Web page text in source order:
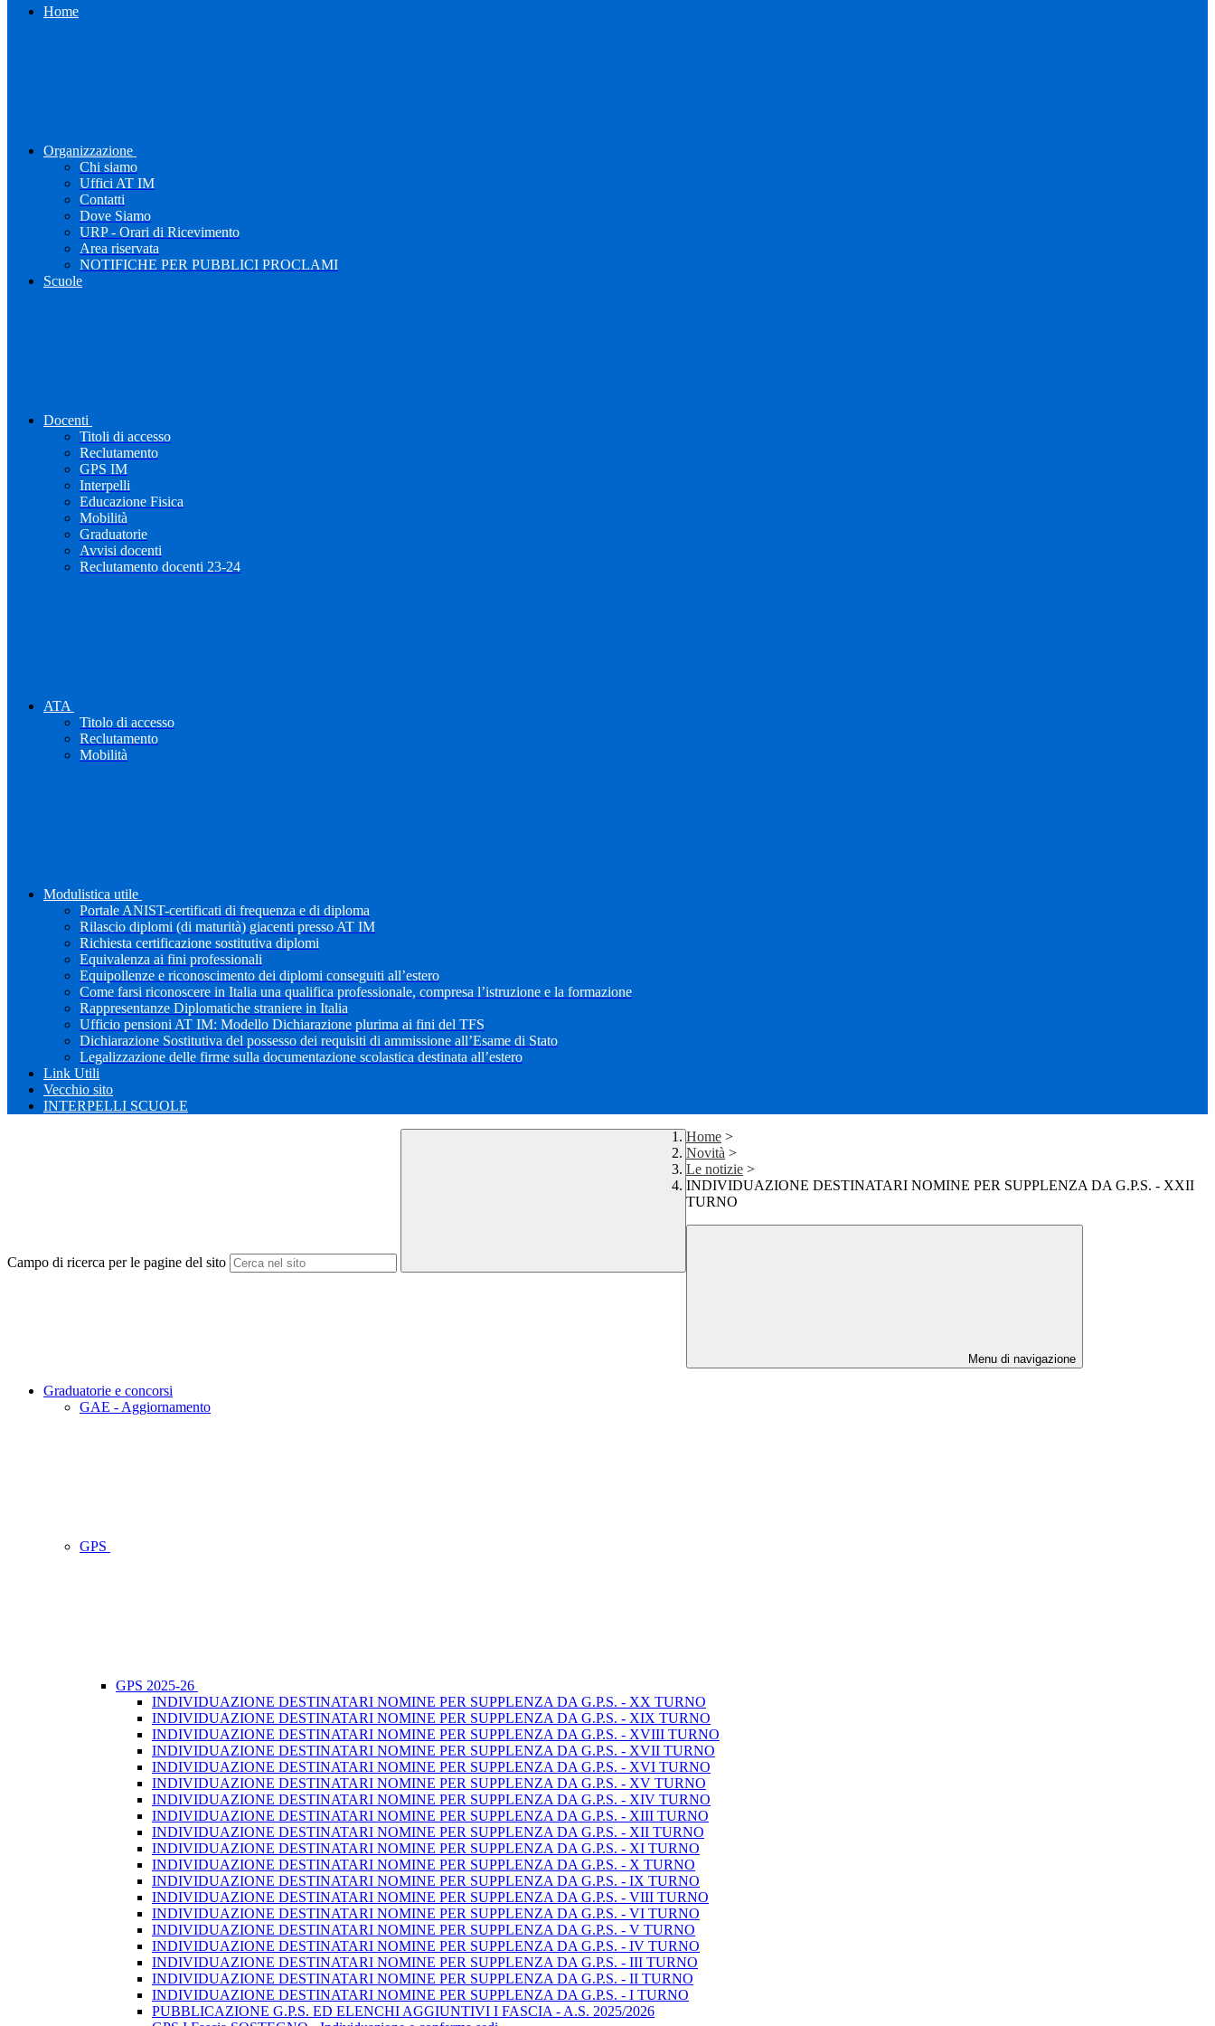
Home
Organizzazione
Chi siamo
Uffici AT IM
Contatti
Dove Siamo
URP - Orari di Ricevimento
Area riservata
NOTIFICHE PER PUBBLICI PROCLAMI
Scuole
Docenti
Titoli di accesso
Reclutamento
GPS IM
Interpelli
Educazione Fisica
Mobilità
Graduatorie
Avvisi docenti
Reclutamento docenti 23-24
ATA
Titolo di accesso
Reclutamento
Mobilità
Modulistica utile
Portale ANIST-certificati di frequenza e di diploma
Rilascio diplomi (di maturità) giacenti presso AT IM
Richiesta certificazione sostitutiva diplomi
Equivalenza ai fini professionali
Equipollenze e riconoscimento dei diplomi conseguiti all’estero
Come farsi riconoscere in Italia una qualifica professionale, compresa l’istruzione e la formazione
Rappresentanze Diplomatiche straniere in Italia
Ufficio pensioni AT IM: Modello Dichiarazione plurima ai fini del TFS
Dichiarazione Sostitutiva del possesso dei requisiti di ammissione all’Esame di Stato
Legalizzazione delle firme sulla documentazione scolastica destinata all’estero
Link Utili
Vecchio sito
INTERPELLI SCUOLE
Campo di ricerca per le pagine del sito
Home >
Novità >
Le notizie >
INDIVIDUAZIONE DESTINATARI NOMINE PER SUPPLENZA DA G.P.S. - XXII
TURNO
Menu di navigazione
Graduatorie e concorsi
GAE - Aggiornamento
GPS
GPS 2025-26
INDIVIDUAZIONE DESTINATARI NOMINE PER SUPPLENZA DA G.P.S. - XX TURNO
INDIVIDUAZIONE DESTINATARI NOMINE PER SUPPLENZA DA G.P.S. - XIX TURNO
INDIVIDUAZIONE DESTINATARI NOMINE PER SUPPLENZA DA G.P.S. - XVIII TURNO
INDIVIDUAZIONE DESTINATARI NOMINE PER SUPPLENZA DA G.P.S. - XVII TURNO
INDIVIDUAZIONE DESTINATARI NOMINE PER SUPPLENZA DA G.P.S. - XVI TURNO
INDIVIDUAZIONE DESTINATARI NOMINE PER SUPPLENZA DA G.P.S. - XV TURNO
INDIVIDUAZIONE DESTINATARI NOMINE PER SUPPLENZA DA G.P.S. - XIV TURNO
INDIVIDUAZIONE DESTINATARI NOMINE PER SUPPLENZA DA G.P.S. - XIII TURNO
INDIVIDUAZIONE DESTINATARI NOMINE PER SUPPLENZA DA G.P.S. - XII TURNO
INDIVIDUAZIONE DESTINATARI NOMINE PER SUPPLENZA DA G.P.S. - XI TURNO
INDIVIDUAZIONE DESTINATARI NOMINE PER SUPPLENZA DA G.P.S. - X TURNO
INDIVIDUAZIONE DESTINATARI NOMINE PER SUPPLENZA DA G.P.S. - IX TURNO
INDIVIDUAZIONE DESTINATARI NOMINE PER SUPPLENZA DA G.P.S. - VIII TURNO
INDIVIDUAZIONE DESTINATARI NOMINE PER SUPPLENZA DA G.P.S. - VI TURNO
INDIVIDUAZIONE DESTINATARI NOMINE PER SUPPLENZA DA G.P.S. - V TURNO
INDIVIDUAZIONE DESTINATARI NOMINE PER SUPPLENZA DA G.P.S. - IV TURNO
INDIVIDUAZIONE DESTINATARI NOMINE PER SUPPLENZA DA G.P.S. - III TURNO
INDIVIDUAZIONE DESTINATARI NOMINE PER SUPPLENZA DA G.P.S. - II TURNO
INDIVIDUAZIONE DESTINATARI NOMINE PER SUPPLENZA DA G.P.S. - I TURNO
PUBBLICAZIONE G.P.S. ED ELENCHI AGGIUNTIVI I FASCIA - A.S. 2025/2026